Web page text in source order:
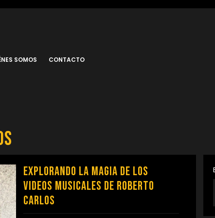
SOMOS CONTACTO
Explorando la Magia de los
Videos Musicales de Roberto
Carlos